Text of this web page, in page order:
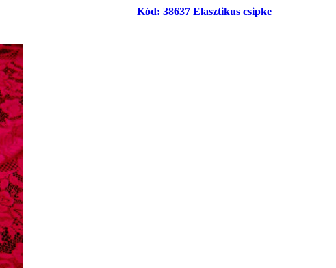
Kód: 38637 Elasztikus csipke